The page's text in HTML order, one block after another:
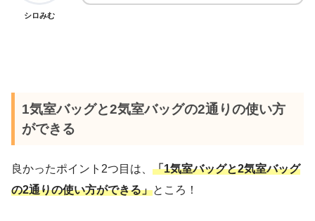
シロみむ
1気室バッグと2気室バッグの2通りの使い方
ができる
良かったポイント2つ目は、 「1気室バッグと2気室バッグ
の2通りの使い方ができる」ところ！